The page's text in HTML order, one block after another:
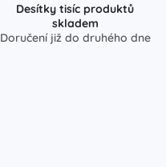
Desítky tisíc produktů
skladem
Doručení již do druhého dne